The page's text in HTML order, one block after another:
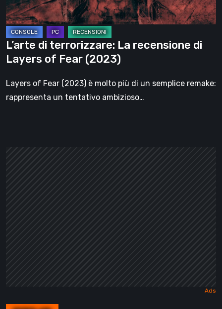
of
Fear
(2023)
L’arte di terrorizzare: La recensione di
Layers of Fear (2023)
Layers of Fear (2023) è molto più di un semplice remake:
rappresenta un tentativo ambizioso…